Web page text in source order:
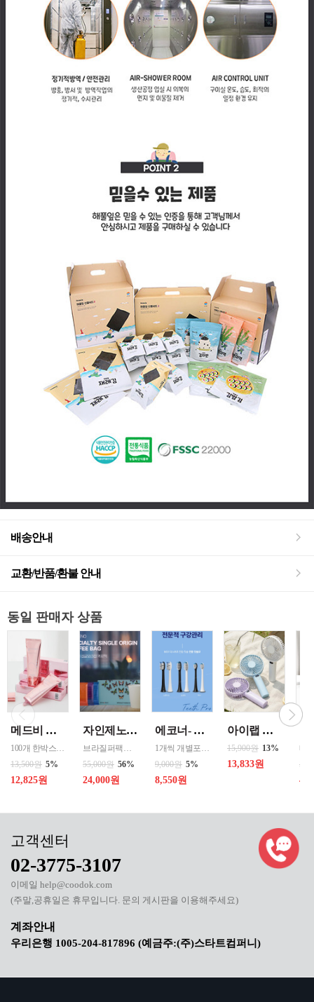
배송안내
교환/반품/환불 안내
동일 판매자 상품
메드비 원더핏 비비 13호 50ml
100개 한박스 도매 상담환영 - 문의 쿠독 -
13,500원 5%
12,825원
자인제노 3종 21입 싱글 로스팅 커피백 13ml 고용량 1케이스 단위 판매
브라질퍼팩트내추럴커피 7개 에티오피아 게데브 워시드커피 7개 콜롬비아 슈가케인 7개
55,000원 56%
24,000원
에코너- MS2 티스프로 음파 전동칫솔모 1입 단품 *3개 / 색상선택 화이트 블랙 선택
1개씩 개별포장되어있고 3개 단위로 판매중입니다
9,000원 5%
8,550원
아이랩 클래식 LED 팬 2026년신형 3단계바람조절 LED 무선 테이블가능
15,900원 13%
13,833원
02-3775-3107
이메일 help@coodok.com
(주말,공휴일은 휴무입니다. 문의 게시판을 이용해주세요)
우리은행 1005-204-817896 (예금주:(주)스타트컴퍼니)